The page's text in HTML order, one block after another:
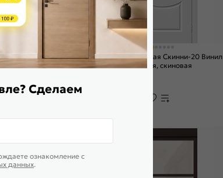
Скинни-15.1 Эмаль
white
Доставим завтра
Дверь межкомнатная Скинни-20 Винил
П-23 (Белый), глухая, скиновая
Сделаем
ознакомление c
данных.